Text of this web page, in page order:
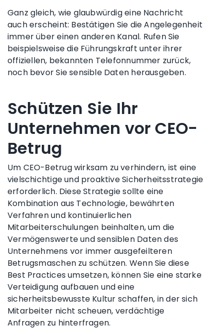
Ganz gleich, wie glaubwürdig eine Nachricht
auch erscheint: Bestätigen Sie die Angelegenheit
immer über einen anderen Kanal. Rufen Sie
beispielsweise die Führungskraft unter ihrer
offiziellen, bekannten Telefonnummer zurück,
noch bevor Sie sensible Daten herausgeben.
Schützen Sie Ihr
Unternehmen vor CEO-
Betrug
Um CEO-Betrug wirksam zu verhindern, ist eine
vielschichtige und proaktive Sicherheitsstrategie
erforderlich. Diese Strategie sollte eine
Kombination aus Technologie, bewährten
Verfahren und kontinuierlichen
Mitarbeiterschulungen beinhalten, um die
Vermögenswerte und sensiblen Daten des
Unternehmens vor immer ausgefeilteren
Betrugsmaschen zu schützen. Wenn Sie diese
Best Practices umsetzen, können Sie eine starke
Verteidigung aufbauen und eine
sicherheitsbewusste Kultur schaffen, in der sich
Mitarbeiter nicht scheuen, verdächtige
Anfragen zu hinterfragen.